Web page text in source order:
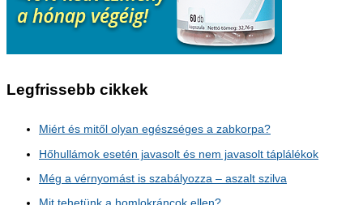
Legfrissebb cikkek
Miért és mitől olyan egészséges a zabkorpa?
Hőhullámok esetén javasolt és nem javasolt táplálékok
Még a vérnyomást is szabályozza – aszalt szilva